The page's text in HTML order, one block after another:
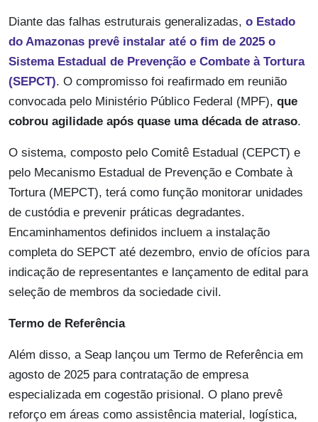
Diante das falhas estruturais generalizadas, o Estado
do Amazonas prevê instalar até o fim de 2025 o
Sistema Estadual de Prevenção e Combate à Tortura
(SEPCT). O compromisso foi reafirmado em reunião
convocada pelo Ministério Público Federal (MPF), que
cobrou agilidade após quase uma década de atraso.
O sistema, composto pelo Comitê Estadual (CEPCT) e
pelo Mecanismo Estadual de Prevenção e Combate à
Tortura (MEPCT), terá como função monitorar unidades
de custódia e prevenir práticas degradantes.
Encaminhamentos definidos incluem a instalação
completa do SEPCT até dezembro, envio de ofícios para
indicação de representantes e lançamento de edital para
seleção de membros da sociedade civil.
Termo de Referência
Além disso, a Seap lançou um Termo de Referência em
agosto de 2025 para contratação de empresa
especializada em cogestão prisional. O plano prevê
reforço em áreas como assistência material, logística,